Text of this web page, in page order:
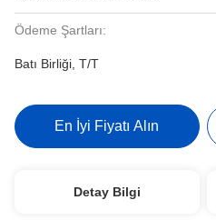
Ödeme Şartları:
Batı Birliği, T/T
En İyi Fiyatı Alın
Detay Bilgi